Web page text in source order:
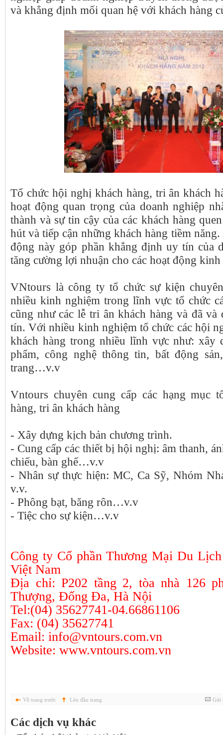
và khẳng định mối quan hệ với khách hàng
Tổ chức hội nghị khách hàng, tri ân khách
hoạt động quan trọng của doanh nghiệp
thành và sự tin cậy của các khách hàng
hút và tiếp cận những khách hàng tiềm
động này góp phần khẳng định uy tín của
tăng cường lợi nhuận cho các hoạt động
VNtours là công ty tổ chức sự kiện
nhiều kinh nghiệm trong lĩnh vực tổ chức
cũng như các lễ tri ân khách hàng và đã
tín. Với nhiều kinh nghiệm tổ chức các hội
khách hàng trong nhiều lĩnh vực như: xây
phẩm, công nghệ thông tin, bất động
trang…v.v
Vntours chuyên cung cấp các hạng mục
hàng, tri ân khách hàng
- Xây dựng kịch bản chương trình.
- Cung cấp các thiết bị hội nghị: âm thanh,
chiếu, bàn ghế…v.v
- Nhân sự thực hiện: MC, Ca Sỹ, Nhóm
v.v.
- Phông bạt, băng rôn…v.v
- Tiệc cho sự kiện…v.v
Công ty Cổ phần Thương Mại Du
Việt Nam
Địa chỉ: P202 tầng 2, tòa nhà 126
Thượng, Đống Đa, Hà Nội
Tel:(04) 35627741-04.66861106
Fax: (04) 35627741
Email: info@vntours.com.vn
Website: www.vntours.com.vn
Về trang trước Lên đầu trang Gửi
Các dịch vụ khác